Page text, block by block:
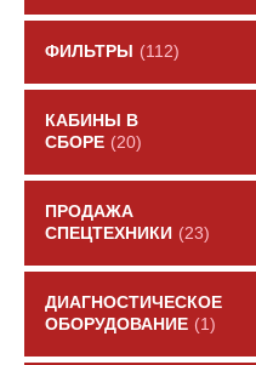
ФИЛЬТРЫ (112)
КАБИНЫ В
СБОРЕ (20)
ПРОДАЖА
СПЕЦТЕХНИКИ (23)
ДИАГНОСТИЧЕСКОЕ
ОБОРУДОВАНИЕ (1)